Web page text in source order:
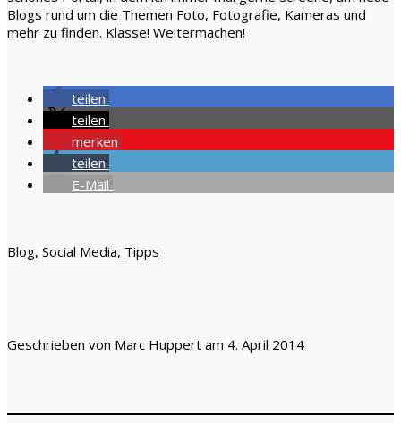
Blogs rund um die Themen Foto, Fotografie, Kameras und
mehr zu finden. Klasse! Weitermachen!
teilen
teilen
merken
teilen
E-Mail
Blog, Social Media, Tipps
Geschrieben von Marc Huppert am 4. April 2014